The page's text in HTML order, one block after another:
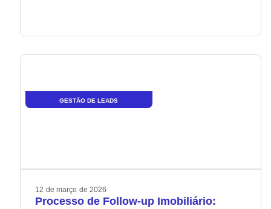
GESTÃO DE LEADS
12 de março de 2026
Processo de Follow-up Imobiliário: